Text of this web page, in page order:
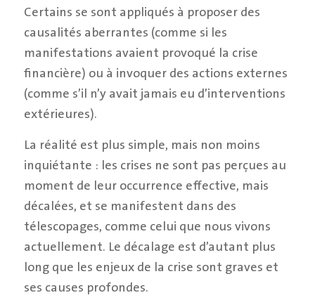
Certains se sont appliqués à proposer des
causalités aberrantes (comme si les
manifestations avaient provoqué la crise
financière) ou à invoquer des actions externes
(comme s’il n’y avait jamais eu d’interventions
extérieures).
La réalité est plus simple, mais non moins
inquiétante : les crises ne sont pas perçues au
moment de leur occurrence effective, mais
décalées, et se manifestent dans des
télescopages, comme celui que nous vivons
actuellement. Le décalage est d’autant plus
long que les enjeux de la crise sont graves et
ses causes profondes.